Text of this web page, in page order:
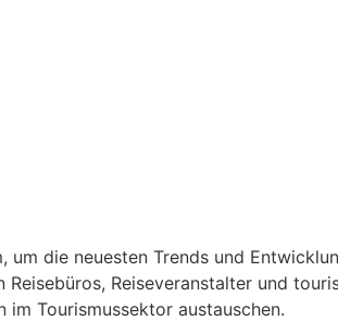
die neuesten Trends und
Reiseveranstalter und
Tourismussektor austauschen.